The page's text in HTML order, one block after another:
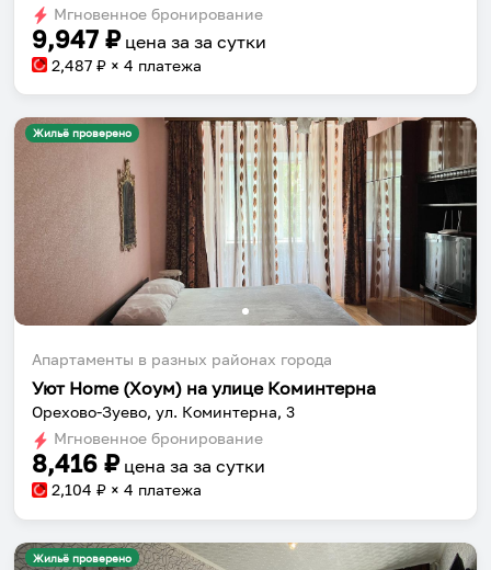
changing
dates.
changing
dates.
Мгновенное бронирование
9,947 ₽ цена за за сутки
2,487 ₽ × 4 платежа
Жильё проверено
Апартаменты в разных районах города
Уют Home (Хоум) на улице Коминтерна
Орехово-Зуево, ул. Коминтерна, 3
Мгновенное бронирование
8,416 ₽ цена за за сутки
2,104 ₽ × 4 платежа
Жильё проверено